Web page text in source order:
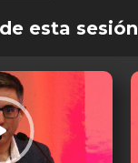
esta sesión